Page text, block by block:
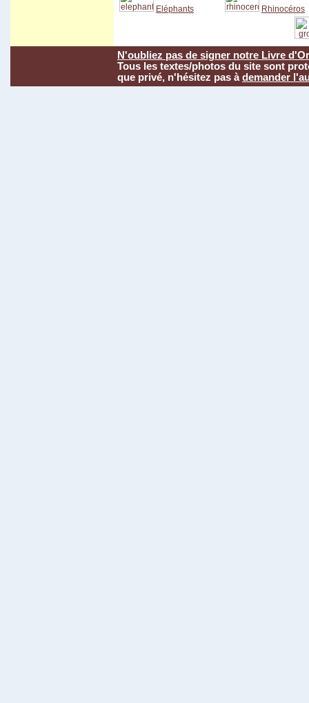
Eléphants Rhinocéros
N'oubliez pas de signer notre Livre d'Or
Tous les textes/photos du site sont
que privé, n'hésitez pas àdemander